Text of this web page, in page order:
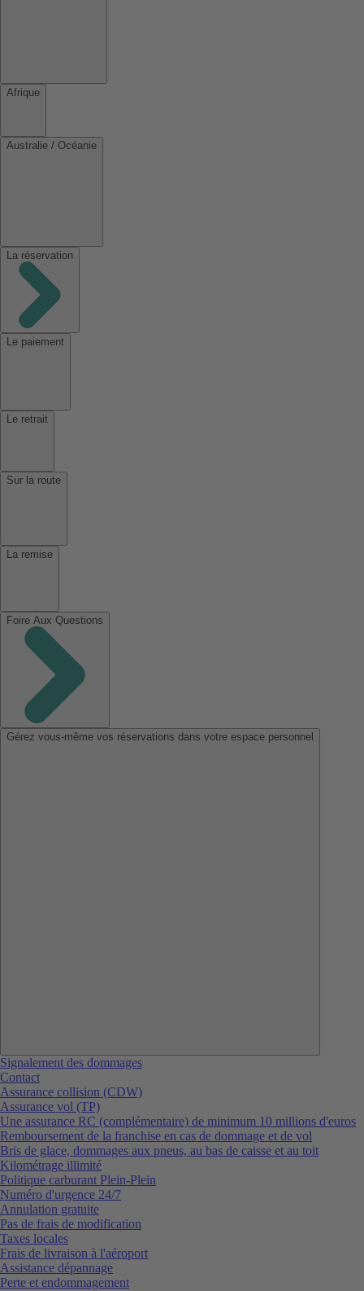
Afrique
Australie / Océanie
La réservation
Le paiement
Le retrait
Sur la route
La remise
Foire Aux Questions
Gérez vous-même vos réservations dans votre espace personnel
Signalement des dommages
Contact
Assurance collision (CDW)
Assurance vol (TP)
Une assurance RC (complémentaire) de minimum 10 millions d'euros
Remboursement de la franchise en cas de dommage et de vol
Bris de glace, dommages aux pneus, au bas de caisse et au toit
Kilométrage illimité
Politique carburant Plein-Plein
Numéro d'urgence 24/7
Annulation gratuite
Pas de frais de modification
Taxes locales
Frais de livraison à l'aéroport
Assistance dépannage
Perte et endommagement